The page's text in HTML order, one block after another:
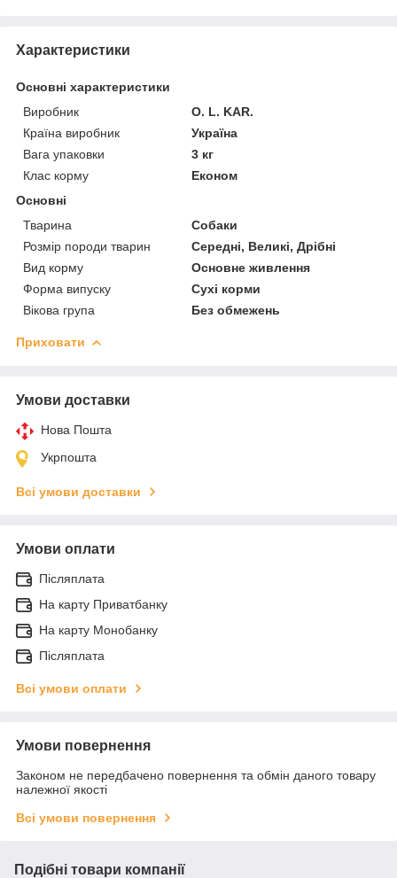
Характеристики
Основні характеристики
Виробник
O. L. KAR.
Країна виробник
Україна
Вага упаковки
3 кг
Клас корму
Економ
Основні
Тварина
Собаки
Розмір породи тварин
Середні, Великі, Дрібні
Вид корму
Основне живлення
Форма випуску
Сухі корми
Вікова група
Без обмежень
Приховати
Умови доставки
Нова Пошта
Укрпошта
Всі умови доставки
Умови оплати
Післяплата
На карту Приватбанку
На карту Монобанку
Післяплата
Всі умови оплати
Умови повернення
Законом не передбачено повернення та обмін даного товару
належної якості
Всі умови повернення
Подібні товари компанії